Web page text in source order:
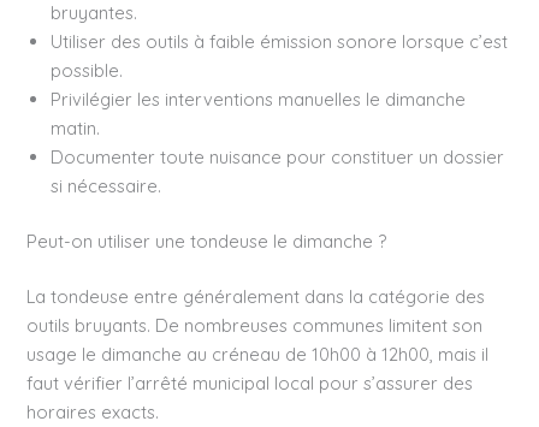
bruyantes.
Utiliser des outils à faible émission sonore lorsque c’est
possible.
Privilégier les interventions manuelles le dimanche
matin.
Documenter toute nuisance pour constituer un dossier
si nécessaire.
Peut-on utiliser une tondeuse le dimanche ?
La tondeuse entre généralement dans la catégorie des
outils bruyants. De nombreuses communes limitent son
usage le dimanche au créneau de 10h00 à 12h00, mais il
faut vérifier l’arrêté municipal local pour s’assurer des
horaires exacts.